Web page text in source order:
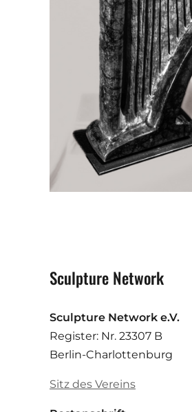
Sculpture Network
Sculpture Network e.V.
Register: Nr. 23307 B
Berlin-Charlottenburg
Sitz des Vereins